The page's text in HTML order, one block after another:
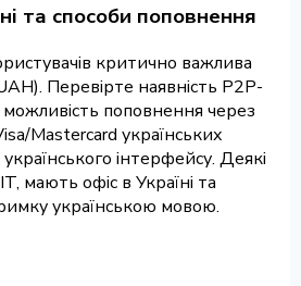
та способи поповнення
критично важлива
Перевірте наявність P2P-
можливість поповнення через
Mastercard українських
українського інтерфейсу. Деякі
мають офіс в Україні та
українською мовою.